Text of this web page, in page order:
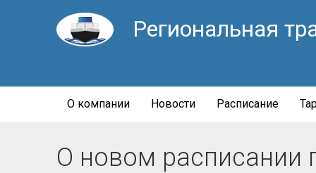
Региональная
О компании Новости Расписание
О новом расписании